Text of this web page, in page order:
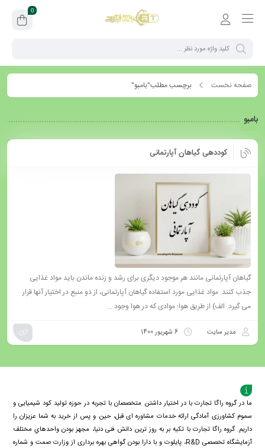
0
صفحه نخست برچسب مطلب"بامبو"
بامبو
کوددهی گیاهان آپارتمانی
گیاهان آپارتمانی مانند هر موجود دیگری برای رشد و زنده ماندن باید مواد غذایی
جذب کنند. مواد غذایی مورد استفاده گیاهان آپارتمانی، از دو منبع در اختیار آنها قرار
می گیرد. الف) از طریق هوا؛ موادی که در هوا وجود ...
مدیر سایت 6 شهریور 1400
ما در گروه راگا تجارت با در اختیار داشتن متخصصان با تجربه در حوزه تولید کود شیمیایی و
سموم کشاورزی آمادگی ارائه خدمات مشاوره ای قبل، حین و پس از خرید به شما عزیزان را
داریم. گروه راگا تجارت با تكيه بر به روز ترین دانش فنی دنيا، مجهز بودن واحدهاي مختلف
آزمايشگاه تخصصی R&D، پايلوت و با دارا بودن گواهی بهره برداری از وزارت صمت و شماره